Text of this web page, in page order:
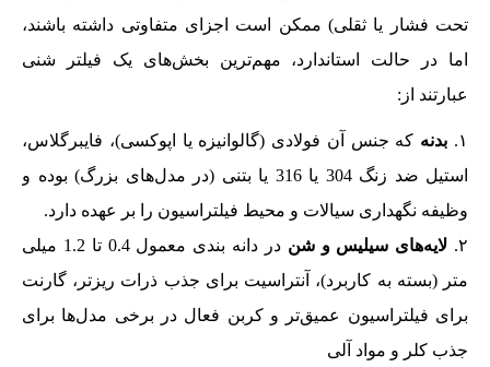
تحت فشار یا ثقلی) ممکن است اجزای متفاوتی داشته باشند،
اما در حالت استاندارد، مهم‌ترین بخش‌های یک فیلتر شنی
عبارتند از:
بدنه که جنس آن فولادی (گالوانیزه یا اپوکسی)، فایبرگلاس،
استیل ضد زنگ 304 یا 316 یا بتنی (در مدل‌های بزرگ) بوده و
وظیفه نگهداری سیالات و محیط فیلتراسیون را بر عهده دارد.
لایه‌های سیلیس و شن
در دانه بندی معمول 0.4 تا 1.2 میلی
متر (بسته به کاربرد)، آنتراسیت برای جذب ذرات ریزتر، گارنت
برای فیلتراسیون عمیق‌تر و کربن فعال در برخی مدل‌ها برای
جذب کلر و مواد آلی